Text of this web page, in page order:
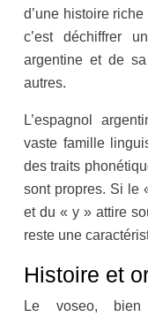
d’une histoire
c’est déchiffrer
argentine et de
autres.
L’espagnol
vaste famille
des traits
sont propres. Si le
et du « y » attire
reste une
Histoire et
Le voseo, bien